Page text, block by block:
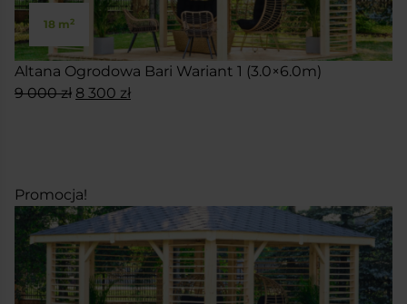
18 m2
Altana Ogrodowa Bari Wariant 1 (3.0×6.0m)
9 000zł Pierwotna
8 300 złAktualna
Promocja!